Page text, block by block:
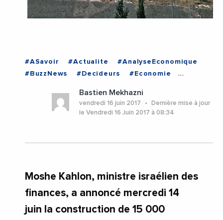
#ASavoir #Actualite
#AnalyseEconomique
#BuzzNews
#Decideurs
#Economie
Bastien Mekhazni
vendredi 16 juin 2017
Dernière mise à jour
le Vendredi 16 Juin 2017 à 08:34
Moshe Kahlon, ministre israélien des
finances, a annoncé mercredi 14
juin la construction de 15 000